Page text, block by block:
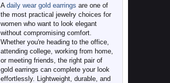
A daily wear gold earrings are one of
the most practical jewelry choices for
women who want to look elegant
without compromising comfort.
Whether you're heading to the office,
attending college, working from home,
or meeting friends, the right pair of
gold earrings can complete your look
effortlessly. Lightweight, durable, and